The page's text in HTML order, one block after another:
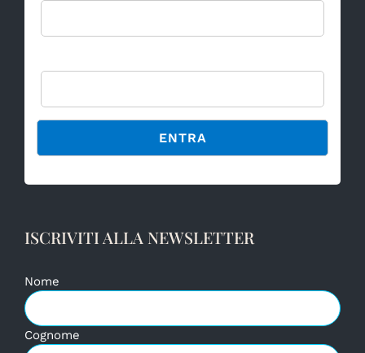
ISCRIVITI ALLA NEWSLETTER
Nome
Cognome